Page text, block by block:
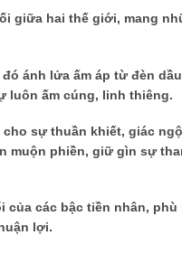
giữa hai thế giới, mang
ánh lửa ấm áp từ đèn
luôn ấm cúng, linh thiêng.
sự thuần khiết, giác
muộn phiền, giữ gìn sự
các bậc tiền nhân, phù
lợi.